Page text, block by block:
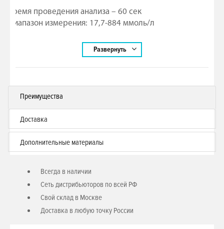
Время проведения анализа – 60 сек
Диапазон измерения: 17,7-884 ммоль/л
Пипетки для забора крови на 20 мкл в комплекте
Для использования только с анализатором CardioChek PA
Развернуть
Преимущества
Доставка
Дополнительные материалы
Всегда в наличии
Сеть дистрибьюторов по всей РФ
Свой склад в Москве
Доставка в любую точку России